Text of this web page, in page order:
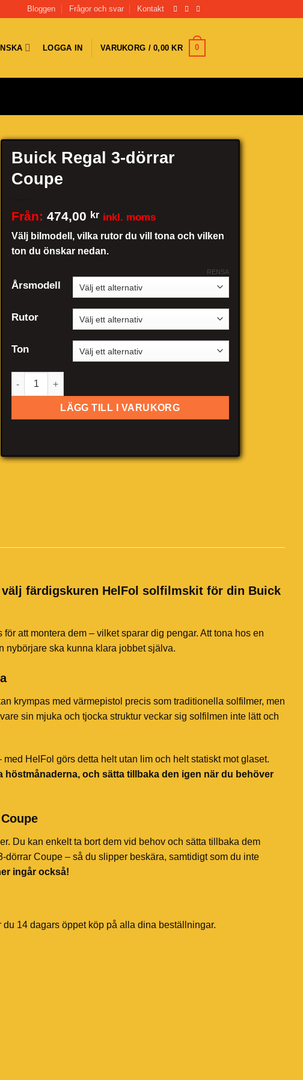
Bloggen Frågor och svar Kontakt
LOGGA IN VARUKORG /0,00KR 0
Buick Regal 3-dörrar
Coupe
Från: 474,00 kr inkl. moms
Välj bilmodell, vilka rutor du vill tona och vilken
ton du önskar nedan.
Årsmodell
Rutor
Ton
RENSA
Buick Regal 3-dörrar Coupe mängd
LÄGG TILL I VARUKORG
färdigskuren HelFol solfilmskit för din Buick
för att montera dem – vilket sparar dig pengar. Att tona hos en
nybörjare ska kunna klara jobbet själva.
krympas med värmepistol precis som traditionella solfilmer, men
sin mjuka och tjocka struktur veckar sig solfilmen inte lätt och
HelFol görs detta helt utan lim och helt statiskt mot glaset.
och sätta tillbaka den igen när du behöver
Du kan enkelt ta bort dem vid behov och sätta tillbaka dem
Coupe – så du slipper beskära, samtidigt som du inte
ingår också!
14 dagars öppet köp på alla dina beställningar.